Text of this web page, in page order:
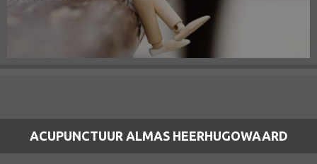
ACUPUNCTUUR ALMAS HEERHUGOWAARD